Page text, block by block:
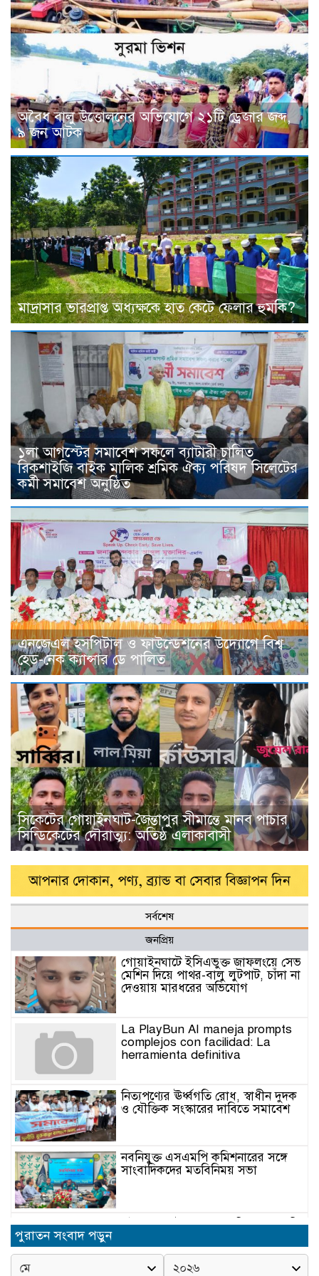
অবৈধ বালু উত্তোলনের অভিযোগে ২১টি ড্রেজার জব্দ,
৯ জন আটক
মাদ্রাসার ভারপ্রাপ্ত অধ্যক্ষকে হাত কেটে ফেলার হুমকি?
১লা আগস্টের সমাবেশ সফলে ব্যাটারী চালিত
রিকশাইজি বাইক মালিক শ্রমিক ঐক্য পরিষদ সিলেটের
কর্মী সমাবেশ অনুষ্ঠিত
এনজেএল হসপিটাল ও ফাউন্ডেশনের উদ্যোগে বিশ্ব
হেড-নেক ক্যান্সার ডে পালিত
সিকেটের গোয়াইনঘাট-জৈন্তাপুর সীমান্তে মানব পাচার
সিন্ডিকেটের দৌরাত্ম্য: অতিষ্ঠ এলাকাবাসী
সর্বশেষ
জনপ্রিয়
গোয়াইনঘাটে ইসিএভুক্ত জাফলংয়ে সেভ
মেশিন দিয়ে পাথর-বালু লুটপাট, চাঁদা না
দেওয়ায় মারধরের অভিযোগ
La PlayBun AI maneja prompts
complejos con facilidad: La
herramienta definitiva
নিত্যপণ্যের ঊর্ধ্বগতি রোধ, স্বাধীন দুদক
ও যৌক্তিক সংস্কারের দাবিতে সমাবেশ
নবনিযুক্ত এসএমপি কমিশনারের সঙ্গে
সাংবাদিকদের মতবিনিময় সভা
অবৈধ বালু উত্তোলনের অভিযোগে ২১টি
পুরাতন সংবাদ পড়ুন